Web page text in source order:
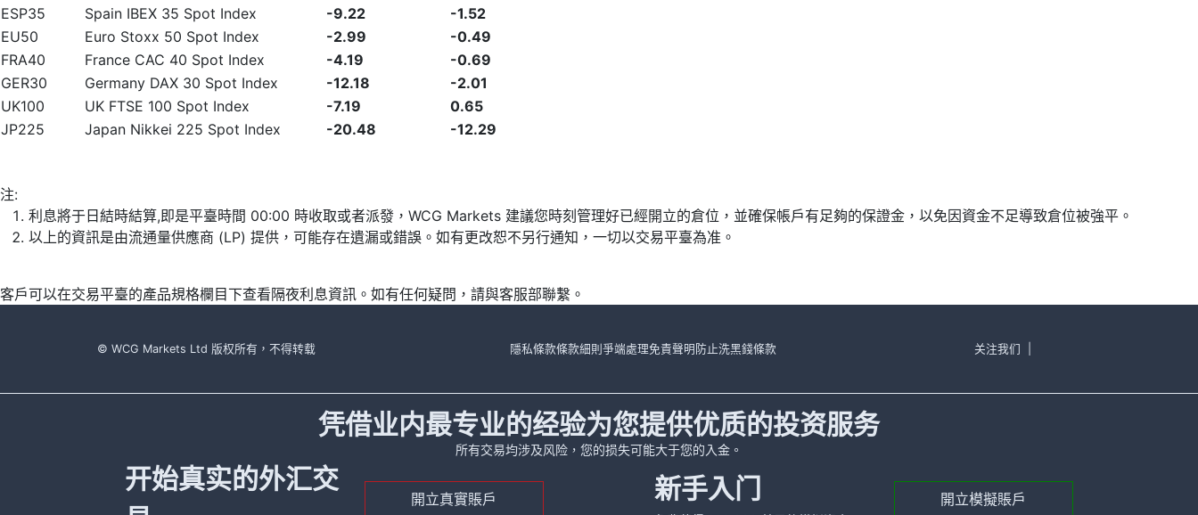
ESP35
Spain IBEX 35 Spot Index -9.22
-1.52
EU50
Euro Stoxx 50 Spot Index -2.99
-0.49
FRA40
France CAC 40 Spot Index -4.19
-0.69
GER30
Germany DAX 30 Spot Index -12.18
-2.01
UK100
UK FTSE 100 Spot Index -7.19
0.65
JP225
Japan Nikkei 225 Spot Index -20.48 -12.29
注:
利息將于日結時結算,即是平臺時間 00:00 時收取或者派發，WCG Markets 建議您時刻管理好已經開立的倉位，並確保帳戶有足夠的保證金，以免因資金不足導致倉位被強平。
以上的資訊是由流通量供應商 (LP) 提供，可能存在遺漏或錯誤。如有更改恕不另行通知，一切以交易平臺為准。
客戶可以在交易平臺的產品規格欄目下查看隔夜利息資訊。如有任何疑問，請與客服部聯繫。
© WCG Markets Ltd 版权所有，不得转载 隱私條款條款細則 爭端處理免責聲明 防止洗黑錢條款 关注我们
凭借业内最专业的经验为您提供优质的投资服务
所有交易均涉及风险，您的损失可能大于您的入金。
开始真实的外汇交
開立真實賬戶 新手入门 開立模擬賬戶